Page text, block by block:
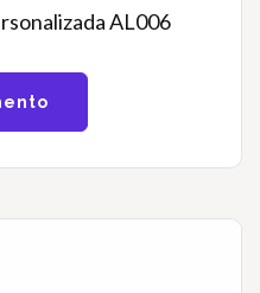
AL006